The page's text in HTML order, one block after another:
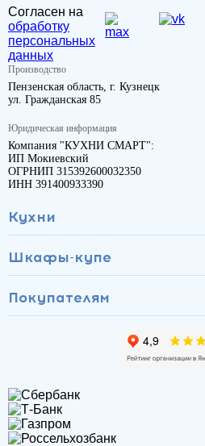
Согласен на
обработку
персональных
данных
Производство
Пензенская область, г. Кузнецк
ул. Гражданская 85
Юридическая информация
Компания "КУХНИ СМАРТ":
ИП Мокиевский
ОГРНИП 315392600032350
ИНН 391400933390
Кухни
Шкафы-купе
Покупателям